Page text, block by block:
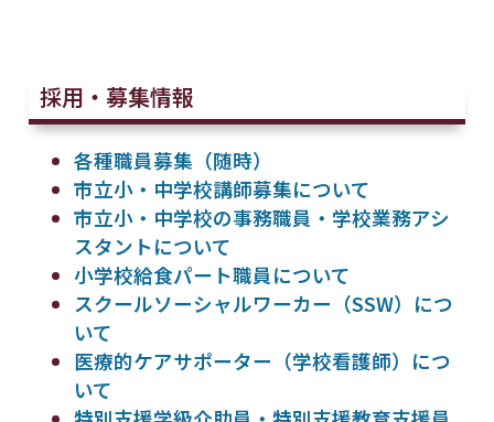
採用・募集情報
各種職員募集（随時）
市立小・中学校講師募集について
市立小・中学校の事務職員・学校業務アシ
スタントについて
小学校給食パート職員について
スクールソーシャルワーカー（SSW）につ
いて
医療的ケアサポーター（学校看護師）につ
いて